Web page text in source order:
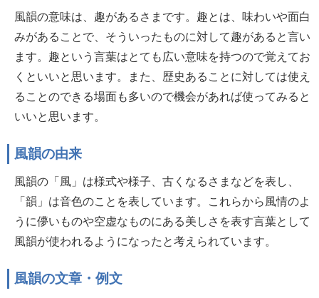
風韻の意味は、趣があるさまです。趣とは、味わいや面白
みがあることで、そういったものに対して趣があると言い
ます。趣という言葉はとても広い意味を持つので覚えてお
くといいと思います。また、歴史あることに対しては使え
ることのできる場面も多いので機会があれば使ってみると
いいと思います。
風韻の由来
風韻の「風」は様式や様子、古くなるさまなどを表し、
「韻」は音色のことを表しています。これらから風情のよ
うに儚いものや空虚なものにある美しさを表す言葉として
風韻が使われるようになったと考えられています。
風韻の文章・例文